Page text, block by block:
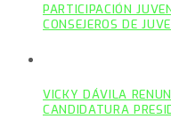
PARTICIPACIÓN
CONSEJEROS DE
VICKY DÁVILA
CANDIDATURA